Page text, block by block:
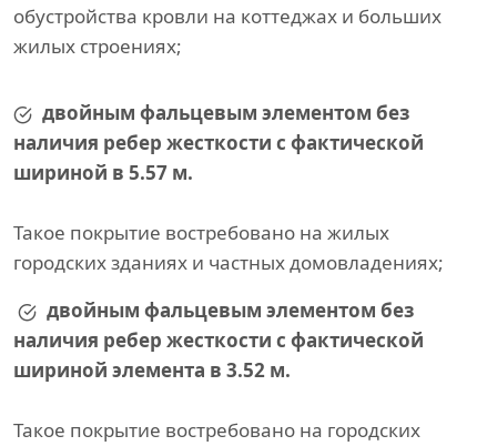
обустройства кровли на коттеджах и больших
жилых строениях;
двойным фальцевым элементом без
наличия ребер жесткости с фактической
шириной в 5.57 м.
Такое покрытие востребовано на жилых
городских зданиях и частных домовладениях;
двойным фальцевым элементом без
наличия ребер жесткости с фактической
шириной элемента в 3.52 м.
Такое покрытие востребовано на городских